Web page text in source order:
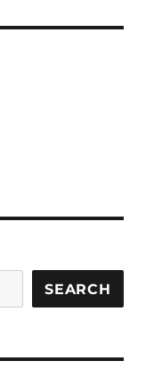
SEARCH